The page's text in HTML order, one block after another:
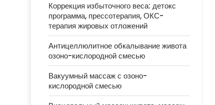
Коррекция избыточного веса: детокс
программа, прессотерапия, ОКС-
терапия жировых отложений
Антицеллюлитное обкалывание живота
озоно-кислородной смесью
Вакуумный массаж с озоно-
кислородной смесью